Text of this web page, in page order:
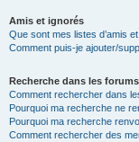
Amis et ignorés
Que sont mes listes d’amis et
Comment puis-je ajouter/
Recherche dans les forums
Comment rechercher dans
Pourquoi ma recherche ne
Pourquoi ma recherche
Comment rechercher des